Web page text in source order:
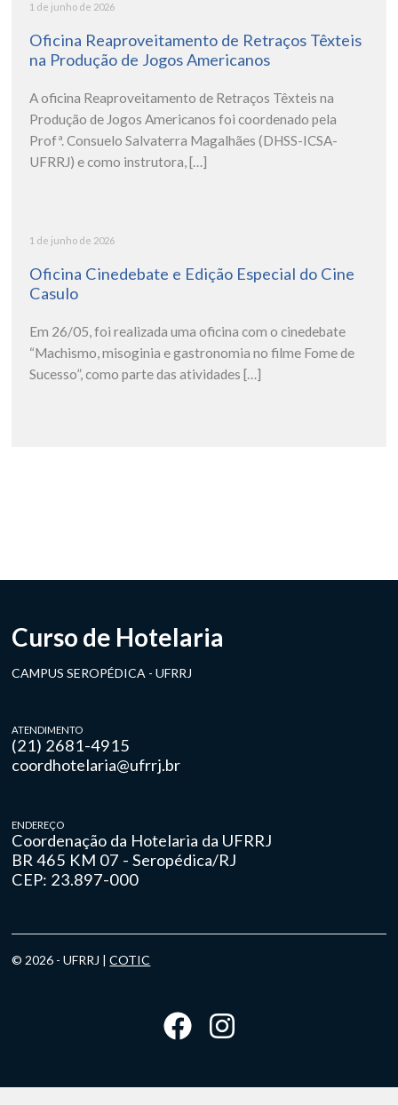
1 de junho de 2026
Oficina Reaproveitamento de Retraços Têxteis
na Produção de Jogos Americanos
A oficina Reaproveitamento de Retraços Têxteis na
Produção de Jogos Americanos foi coordenado pela
Profª. Consuelo Salvaterra Magalhães (DHSS-ICSA-
UFRRJ) e como instrutora, […]
1 de junho de 2026
Oficina Cinedebate e Edição Especial do Cine
Casulo
Em 26/05, foi realizada uma oficina com o cinedebate
“Machismo, misoginia e gastronomia no filme Fome de
Sucesso”, como parte das atividades […]
Curso de Hotelaria
CAMPUS SEROPÉDICA - UFRRJ
ATENDIMENTO
(21) 2681-4915
coordhotelaria@ufrrj.br
ENDEREÇO
Coordenação da Hotelaria da UFRRJ
BR 465 KM 07 - Seropédica/RJ
CEP: 23.897-000
© 2026 - UFRRJ |COTIC